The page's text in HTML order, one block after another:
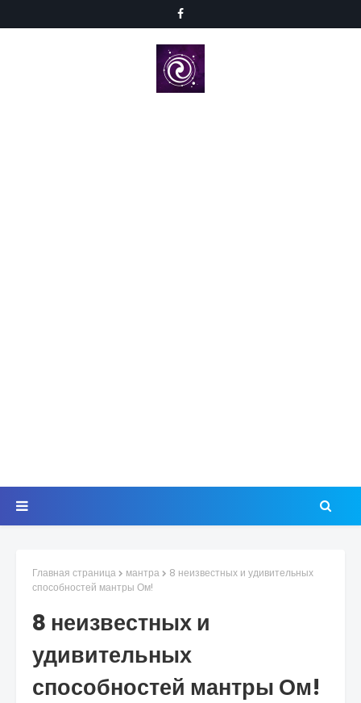
Главная страница мантра
8 неизвестных и удивительных
способностей мантры Ом!
8 неизвестных и
удивительных
способностей мантры Ом!